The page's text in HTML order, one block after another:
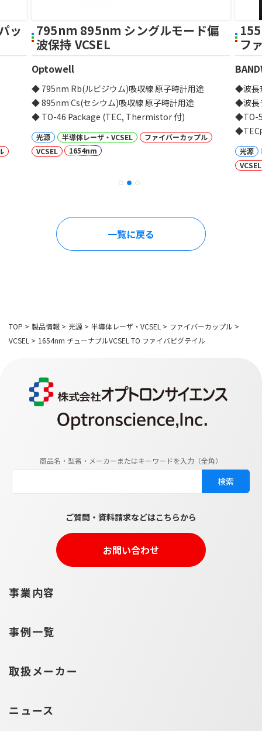
ッ
795nm 895nm シングルモード偏
波保持 VCSEL
Optowell
◆ 795nm Rb(ルビジウム)吸収線 原子時計用途
◆ 895nm Cs(セシウム)吸収線 原子時計用途
◆ TO-46 Package (TEC, Thermistor 付)
光源 半導体レーザ・VCSEL
ファイバーカップル
VCSEL
1654nm
フ
◆波長
◆波長
◆TO-
◆TEC
光源
VCSEL
一覧に戻る
TOP > 製品情報 > 光源 > 半導体レーザ・VCSEL > ファイバーカップル >
VCSEL > 1654nm チューナブルVCSEL TO ファイバピグテイル
商品名・型番・メーカーまたはキーワードを入力（全角）
ご質問・資料請求などはこちらから
お問い合わせ
事業内容
事例一覧
取扱メーカー
ニュース